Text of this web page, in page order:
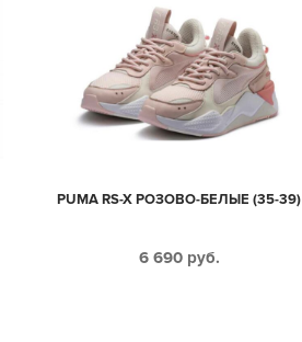
PUMA RS-X РОЗОВО-БЕЛЫЕ (35-39)
6 690 руб.